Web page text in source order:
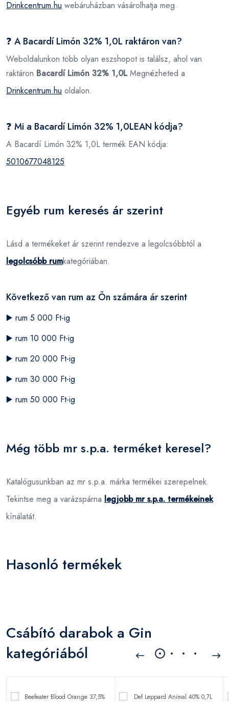
Drinkcentrum.hu webáruházban vásárolhatja meg.
❓ A Bacardí Limón 32% 1,0L raktáron van?
Weboldalunkon több olyan eszshopot is találsz, ahol van
raktáron Bacardí Limón 32% 1,0LMegnézheted a
Drinkcentrum.hu oldalon.
❓ Mi a Bacardí Limón 32% 1,0LEAN kódja?
A Bacardí Limón 32% 1,0L termék EAN kódja:
5010677048125
Egyéb rum keresés ár szerint
Lásd a termékeket ár szerint rendezve a legolcsóbbtól a
legolcsóbb rumkategóriában.
Következő van rum az Ön számára ár szerint
▶️ rum 5 000 Ft-ig
▶️ rum 10 000 Ft-ig
▶️ rum 20 000 Ft-ig
▶️ rum 30 000 Ft-ig
▶️ rum 50 000 Ft-ig
Még több mr s.p.a. terméket keresel?
Katalógusunkban az mr s.p.a. márka termékei szerepelnek.
Tekintse meg a varázspárna legjobb mr s.p.a. termékeinek
kínálatát.
Hasonló termékek
Csábító darabok a Gin
kategóriából